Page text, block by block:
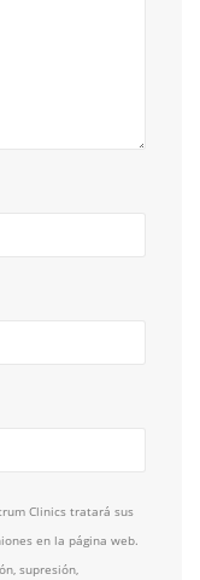
Clinics tratará sus
en la página web.
supresión,